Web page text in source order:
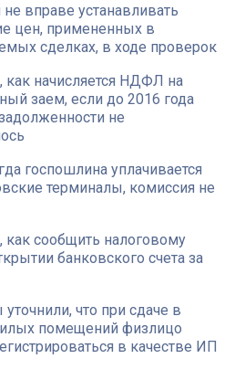
вправе устанавливать
цен, примененных в
сделках, в ходе проверок
как начисляется НДФЛ на
заем, если до 2016 года
не
госпошлина уплачивается
терминалы, комиссия не
как сообщить налоговому
банковского счета за
что при сдаче в
помещений физлицо
в качестве ИП